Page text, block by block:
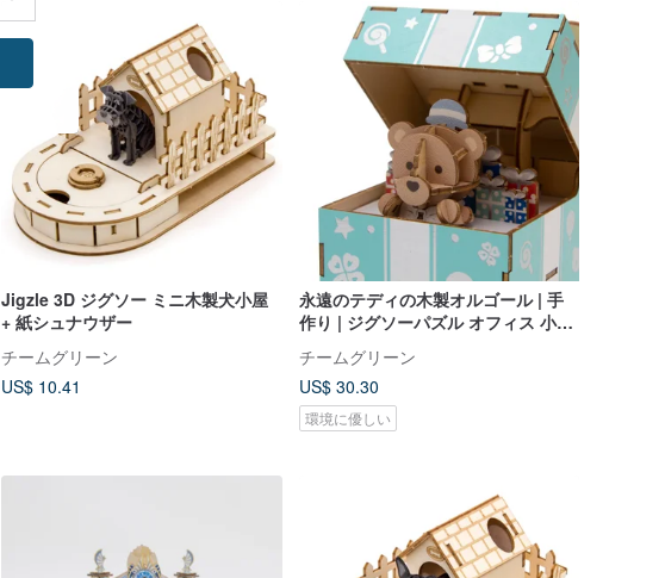
Jigzle 3D ジグソー ミニ木製犬小屋
+ 紙シュナウザー
チームグリーン
US$ 10.41
永遠のテディの木製オルゴール | 手
作り | ジグソーパズル オフィス 小さ
なギフト
チームグリーン
US$ 30.30
環境に優しい